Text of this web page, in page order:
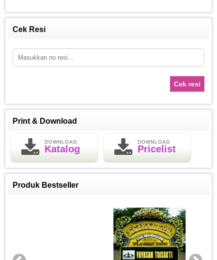
Cek Resi
Cek resi
Print & Download
DOWNLOAD
Katalog
DOWNLOAD
Pricelist
Produk Bestseller